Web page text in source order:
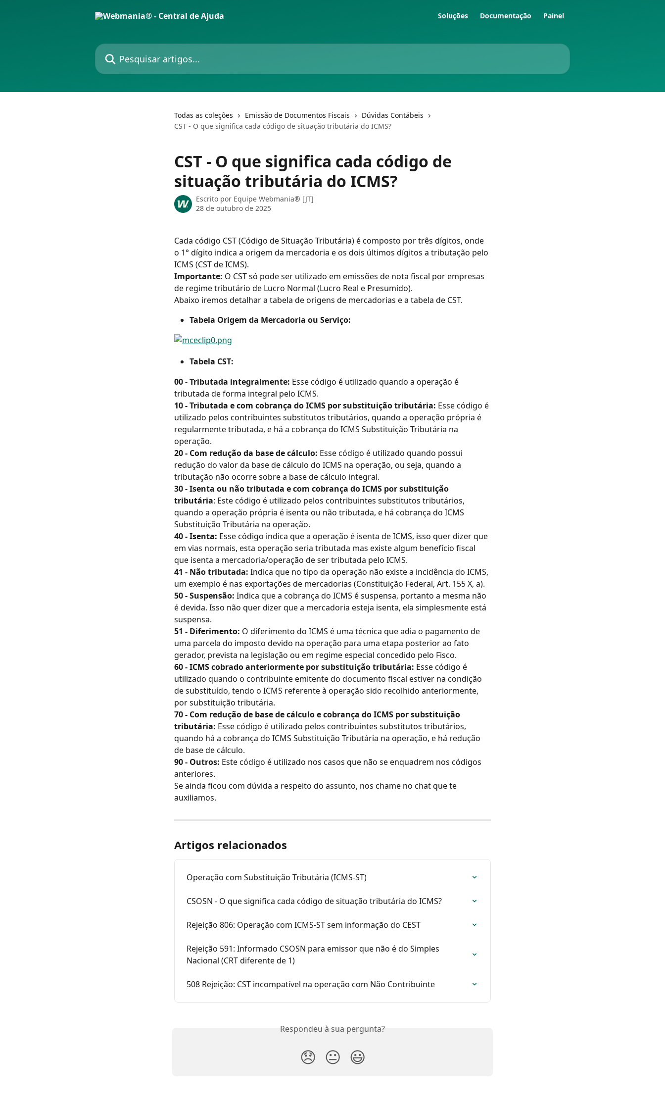
Soluções Documentação Painel
Pesquisar artigos...
Todas as coleções Emissão de Documentos Fiscais
Dúvidas Contábeis
CST - O que significa cada código de situação tributária do ICMS?
CST - O que significa cada código de
situação tributária do ICMS?
Escrito por Equipe Webmania® [JT]
28 de outubro de 2025
Cada código CST (Código de Situação Tributária) é composto por três dígitos, onde
o 1° dígito indica a origem da mercadoria e os dois últimos dígitos a tributação pelo
ICMS (CST de ICMS).
Importante: O CST só pode ser utilizado em emissões de nota fiscal por empresas
de regime tributário de Lucro Normal (Lucro Real e Presumido).
Abaixo iremos detalhar a tabela de origens de mercadorias e a tabela de CST.
Tabela Origem da Mercadoria ou Serviço:
Tabela CST:
00 - Tributada integralmente: Esse código é utilizado quando a operação é
tributada de forma integral pelo ICMS.
10 - Tributada e com cobrança do ICMS por substituição tributária: Esse código é
utilizado pelos contribuintes substitutos tributários, quando a operação própria é
regularmente tributada, e há a cobrança do ICMS Substituição Tributária na
operação.
20 - Com redução da base de cálculo: Esse código é utilizado quando possui
redução do valor da base de cálculo do ICMS na operação, ou seja, quando a
tributação não ocorre sobre a base de cálculo integral.
30 - Isenta ou não tributada e com cobrança do ICMS por substituição
tributária: Este código é utilizado pelos contribuintes substitutos tributários,
quando a operação própria é isenta ou não tributada, e há cobrança do ICMS
Substituição Tributária na operação.
40 - Isenta: Esse código indica que a operação é isenta de ICMS, isso quer dizer que
em vias normais, esta operação seria tributada mas existe algum benefício fiscal
que isenta a mercadoria/operação de ser tributada pelo ICMS.
41 - Não tributada: Indica que no tipo da operação não existe a incidência do ICMS,
um exemplo é nas exportações de mercadorias (Constituição Federal, Art. 155 X, a).
50 - Suspensão: Indica que a cobrança do ICMS é suspensa, portanto a mesma não
é devida. Isso não quer dizer que a mercadoria esteja isenta, ela simplesmente está
suspensa.
51 - Diferimento: O diferimento do ICMS é uma técnica que adia o pagamento de
uma parcela do imposto devido na operação para uma etapa posterior ao fato
gerador, prevista na legislação ou em regime especial concedido pelo Fisco.
60 - ICMS cobrado anteriormente por substituição tributária: Esse código é
utilizado quando o contribuinte emitente do documento fiscal estiver na condição
de substituído, tendo o ICMS referente à operação sido recolhido anteriormente,
por substituição tributária.
70 - Com redução de base de cálculo e cobrança do ICMS por substituição
tributária: Esse código é utilizado pelos contribuintes substitutos tributários,
quando há a cobrança do ICMS Substituição Tributária na operação, e há redução
de base de cálculo.
90 - Outros: Este código é utilizado nos casos que não se enquadrem nos códigos
anteriores.
Se ainda ficou com dúvida a respeito do assunto, nos chame no chat que te
auxiliamos.
Artigos relacionados
Operação com Substituição Tributária (ICMS-ST)
CSOSN - O que significa cada código de situação tributária do ICMS?
Rejeição 806: Operação com ICMS-ST sem informação do CEST
Rejeição 591: Informado CSOSN para emissor que não é do Simples
Nacional (CRT diferente de 1)
508 Rejeição: CST incompatível na operação com Não Contribuinte
Respondeu à sua pergunta?
😞 😐 😃